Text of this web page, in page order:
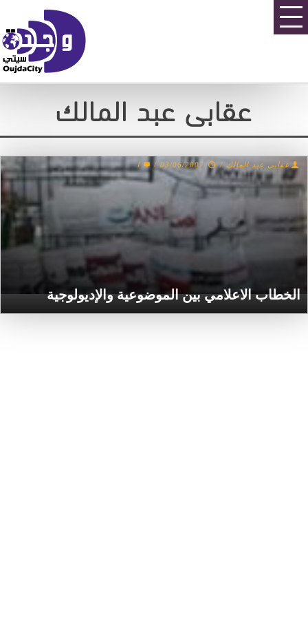
عقابى عبد المالك
الخطاب الاعلامي بين الموضوعية والإديولوجية
عقابى عبد المالك /
03/06/2007
/
1